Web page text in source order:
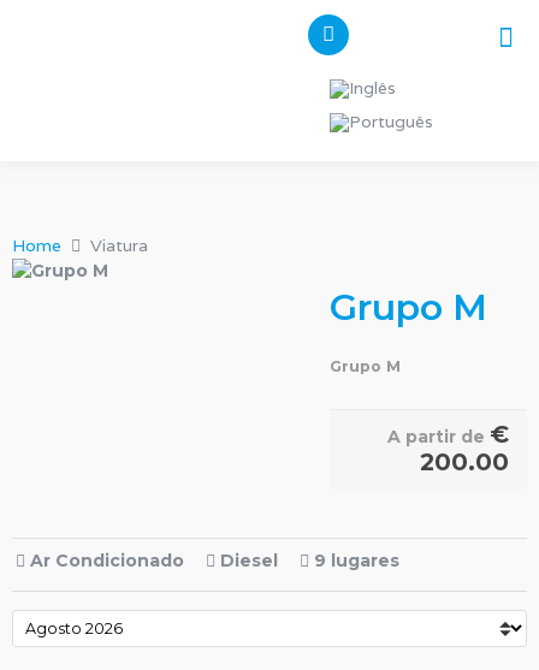
Home Viatura
Grupo M
Grupo M
A partir de €
200.00
Ar Condicionado Diesel 9 lugares